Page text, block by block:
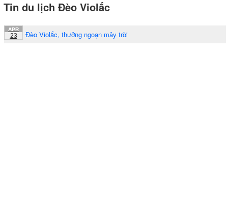
Tin du lịch Đèo Violắc
APR
23 Đèo Violắc, thưởng ngoạn mây trời